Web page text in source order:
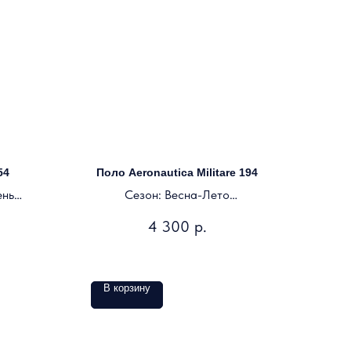
Поло Aeronautica Militare 194
Сезон: Весна-Лето
4 300 р.
В корзину